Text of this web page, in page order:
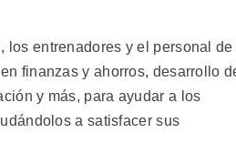
los entrenadores y el personal de
finanzas y ahorros, desarrollo
y más, para ayudar a los
a satisfacer sus